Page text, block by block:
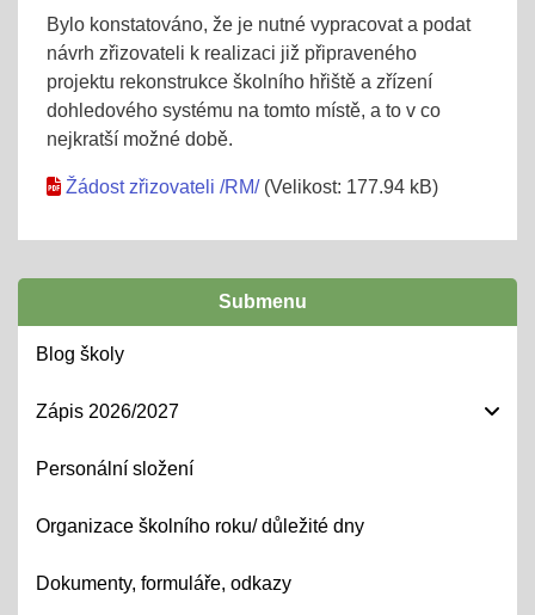
Bylo konstatováno, že je nutné vypracovat a podat
návrh zřizovateli k realizaci již připraveného
projektu rekonstrukce školního hřiště a zřízení
dohledového systému na tomto místě, a to v co
nejkratší možné době.
Žádost zřizovateli /RM/ (Velikost: 177.94 kB)
Submenu
Blog školy
Zápis 2026/2027
Personální složení
Organizace školního roku/ důležité dny
Dokumenty, formuláře, odkazy